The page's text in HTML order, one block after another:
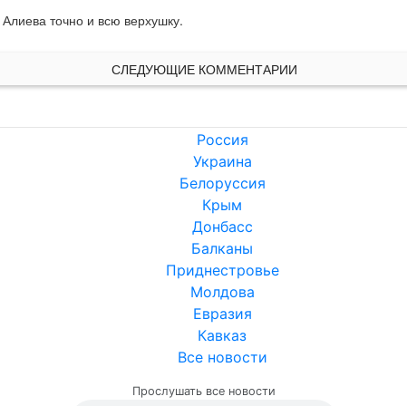
точно и всю верхушку.
СЛЕДУЮЩИЕ КОММЕНТАРИИ
Россия
Украина
Белоруссия
Крым
Донбасс
Балканы
Приднестровье
Молдова
Евразия
Кавказ
Все новости
Прослушать все новости